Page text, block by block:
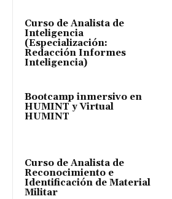
Curso de Analista de
Inteligencia
(Especialización:
Redacción Informes
Inteligencia)
Bootcamp inmersivo en
HUMINT y Virtual
HUMINT
Curso de Analista de
Reconocimiento e
Identificación de Material
Militar